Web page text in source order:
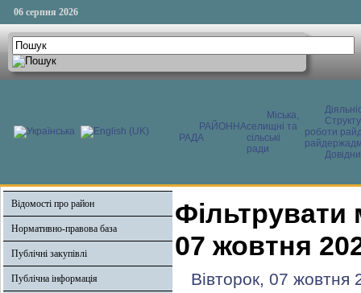
06 серпня 2026
РАЙОННА
РАДА
Міська,
селищні та
сільські
ради
роботи
Відомості про район
Нормативно-правова база
Публічні закупівлі
Публічна інформація
Фільтрувати
07 жовтня
Вівторок, 07 жовтня